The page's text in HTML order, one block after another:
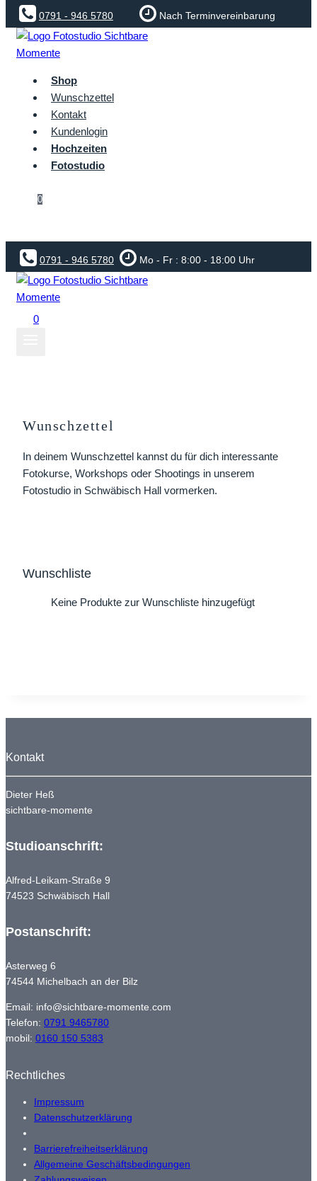
springen0791 - 946 5780 Nach Terminvereinbarung
Shop
Wunschzettel
Kontakt
Kundenlogin
Hochzeiten
Fotostudio
0
0791 - 946 5780 Mo - Fr : 8:00 - 18:00 Uhr
0
Wunschzettel
In deinem Wunschzettel kannst du für dich interessante
Fotokurse, Workshops oder Shootings in unserem
Fotostudio in Schwäbisch Hall vormerken.
Wunschliste
Keine Produkte zur Wunschliste hinzugefügt
Kontakt
Dieter Heß
sichtbare-momente
Studioanschrift:
Alfred-Leikam-Straße 9
74523 Schwäbisch Hall
Postanschrift:
Asterweg 6
74544 Michelbach an der Bilz
Email: info@sichtbare-momente.com
Telefon: 0791 9465780
mobil: 0160 150 5383
Rechtliches
Impressum
Datenschutzerklärung
Barrierefreiheitserklärung
Allgemeine Geschäftsbedingungen